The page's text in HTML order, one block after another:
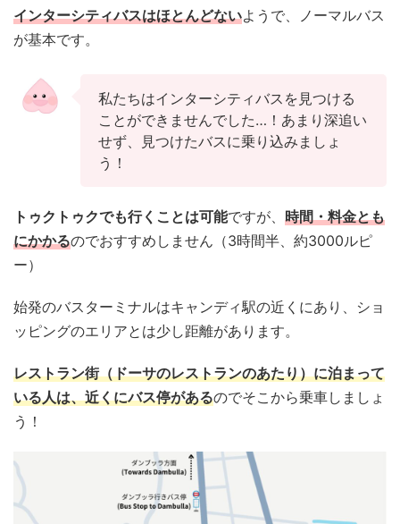
インターシティバスはほとんどないようで、ノーマルバス
が基本です。
私たちはインターシティバスを見つける
ことができませんでした…！あまり深追い
せず、見つけたバスに乗り込みましょ
う！
トゥクトゥクでも行くことは可能ですが、 時間・料金とも
にかかるのでおすすめしません（3時間半、約3000ルピ
ー）
始発のバスターミナルはキャンディ駅の近くにあり、ショ
ッピングのエリアとは少し距離があります。
レストラン街（ドーサのレストランのあたり）に泊まって
いる人は、近くにバス停があるのでそこから乗車しましょ
う！